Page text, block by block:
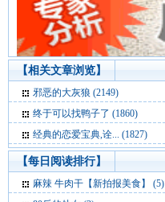
【相关文章浏览】
邪恶的大灰狼 (2149)
终于可以找鸭子了 (1860)
经典的恋爱宝典,诠... (1827)
【每日阅读排行】
麻辣 牛肉干【新拍报美食】 (5)